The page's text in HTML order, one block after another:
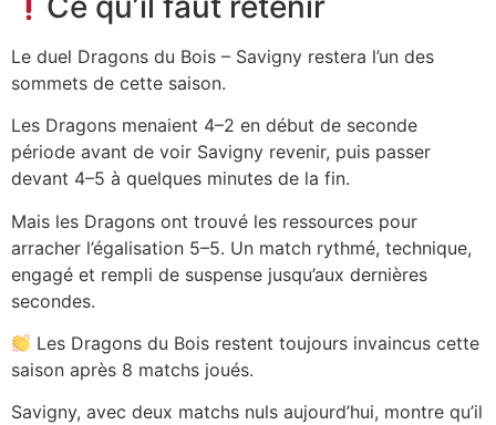
Le duel Dragons du Bois – Savigny restera l’un des
sommets de cette saison.
Les Dragons menaient 4–2 en début de seconde
période avant de voir Savigny revenir, puis passer
devant 4–5 à quelques minutes de la fin.
Mais les Dragons ont trouvé les ressources pour
arracher l’égalisation 5–5. Un match rythmé, technique,
engagé et rempli de suspense jusqu’aux dernières
secondes.
Les Dragons du Bois restent toujours invaincus cette
saison après 8 matchs joués.
Savigny, avec deux matchs nuls aujourd’hui, montre qu’il